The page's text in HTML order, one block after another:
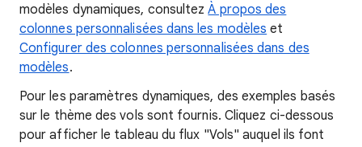
modèles dynamiques, consultezÀ propos des
colonnes personnalisées dans les modèles et
Configurer des colonnes personnalisées dans des
modèles.
Pour les paramètres dynamiques, des exemples basés
sur le thème des vols sont fournis. Cliquez ci-dessous
pour afficher le tableau du flux "Vols" auquel ils font